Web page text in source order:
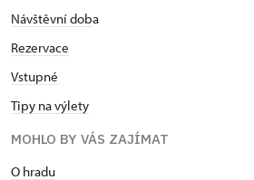
Návštěvní doba
Rezervace
Vstupné
Tipy na výlety
MOHLO BY VÁS ZAJÍMAT
O hradu